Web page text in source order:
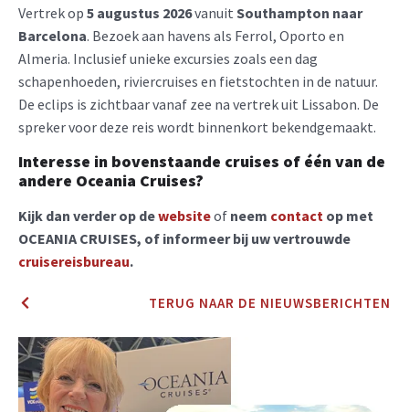
Vertrek op 5 augustus 2026vanuit Southampton naar
Barcelona. Bezoek aan havens als Ferrol, Oporto en
Almeria. Inclusief unieke excursies zoals een dag
schapenhoeden, riviercruises en fietstochten in de natuur.
De eclips is zichtbaar vanaf zee na vertrek uit Lissabon. De
spreker voor deze reis wordt binnenkort bekendgemaakt.
Interesse in bovenstaande cruises of één van de
andere Oceania Cruises?
Kijk dan verder op dewebsiteof neem contact op met
OCEANIA CRUISES, of informeer bij uw vertrouwde
cruisereisbureau.
TERUG NAAR DE NIEUWSBERICHTEN